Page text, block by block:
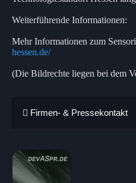
Weiterführende Informationen:
Mehr Informationen zum
hessen.de/
(Die Bildrechte liegen bei dem
Firmen- & Pressekontakt